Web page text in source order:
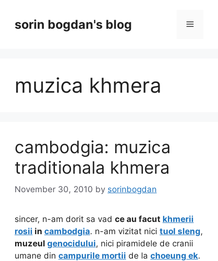
contentsorin bogdan's blog Menu
muzica khmera
cambodgia: muzica
traditionala khmera
November 30, 2010 by sorinbogdan
sincer, n-am dorit sa vad ce au facut khmerii
rosii in cambodgia. n-am vizitat nici tuol sleng,
muzeul genocidului, nici piramidele de cranii
umane din campurile mortii de la choeung ek.